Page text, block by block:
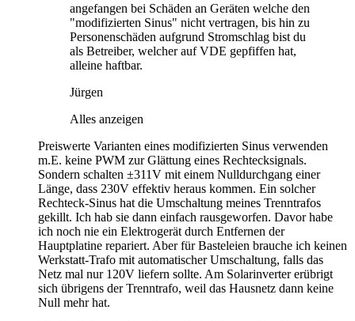
angefangen bei Schäden an Geräten welche den
"modifizierten Sinus" nicht vertragen, bis hin zu
Personenschäden aufgrund Stromschlag bist du
als Betreiber, welcher auf VDE gepfiffen hat,
alleine haftbar.
Jürgen
Alles anzeigen
Preiswerte Varianten eines modifizierten Sinus verwenden
m.E. keine PWM zur Glättung eines Rechtecksignals.
Sondern schalten ±311V mit einem Nulldurchgang einer
Länge, dass 230V effektiv heraus kommen. Ein solcher
Rechteck-Sinus hat die Umschaltung meines Trenntrafos
gekillt. Ich hab sie dann einfach rausgeworfen. Davor habe
ich noch nie ein Elektrogerät durch Entfernen der
Hauptplatine repariert. Aber für Basteleien brauche ich keinen
Werkstatt-Trafo mit automatischer Umschaltung, falls das
Netz mal nur 120V liefern sollte. Am Solarinverter erübrigt
sich übrigens der Trenntrafo, weil das Hausnetz dann keine
Null mehr hat.